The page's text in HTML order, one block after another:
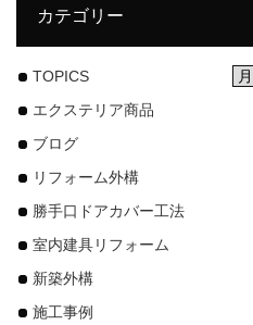
カテゴリー
TOPICS
エクステリア商品
ブログ
リフォーム外構
勝手口ドアカバー工法
室内建具リフォーム
新築外構
施工事例